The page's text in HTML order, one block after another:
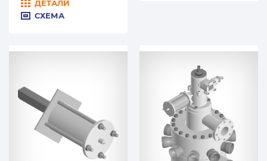
ДЕТАЛИ
СХЕМА